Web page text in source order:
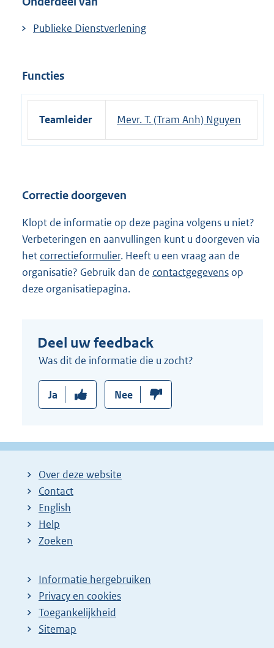
Publieke Dienstverlening
Functies
Teamleider Mevr. T. (Tram Anh) Nguyen
Correctie doorgeven
Klopt de informatie op deze pagina volgens u niet?
Verbeteringen en aanvullingen kunt u doorgeven via
het correctieformulier. Heeft u een vraag aan de
organisatie? Gebruik dan de contactgegevens op
deze organisatiepagina.
Deel uw feedback
Was dit de informatie die u zocht?
Ja Nee
Over deze website
Contact
English
Help
Zoeken
Informatie hergebruiken
Privacy en cookies
Toegankelijkheid
Sitemap